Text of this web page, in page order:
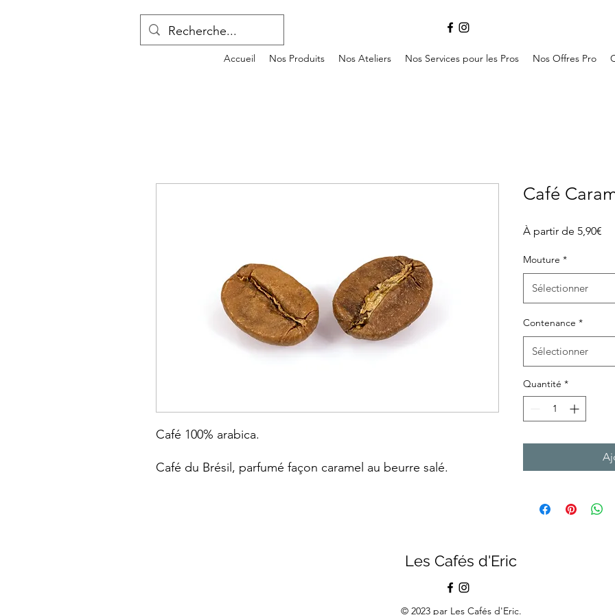
Accueil Nos Produits Nos Ateliers Nos Services pour les Pros Nos Offres Pro
Café 100% arabica.
Café du Brésil, parfumé façon caramel au beurre salé.
Café
À partir de 5,90€
Mouture *
Sélectionner
Contenance *
Sélectionner
Quantité *
Les Cafés d'Eric
© 2023 par Les Cafés d'Eric.